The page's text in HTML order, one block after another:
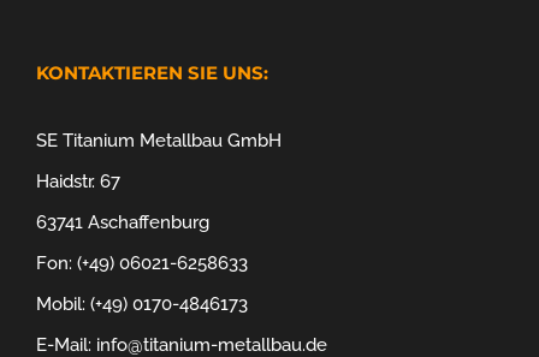
KONTAKTIEREN SIE UNS:
SE Titanium Metallbau GmbH
Haidstr. 67
63741 Aschaffenburg
Fon: (+49) 06021-6258633
Mobil: (+49) 0170-4846173
E-Mail: info@titanium-metallbau.de